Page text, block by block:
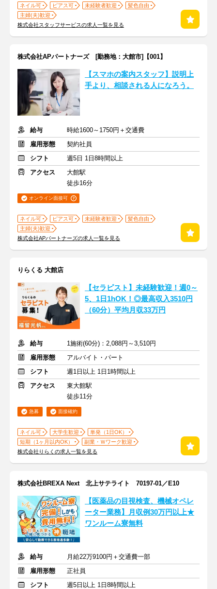
ネイル可 ピアス可 未経験者歓迎
髪色自由
主婦(夫)歓迎
株式会社スタッフサービスの求人一覧を見る
株式会社APパートナーズ [勤務地：大館市]【001】
【スマホの案内スタッフ】説明上
手より、相談される人になろう。
給与
時給1600～1750円＋交通費
雇用形態
契約社員
シフト
週5日 1日8時間以上
アクセス
大館駅
徒歩16分
オンライン面接可
ネイル可 ピアス可 未経験者歓迎
髪色自由
主婦(夫)歓迎
株式会社APパートナーズの求人一覧を見る
りらくる 大館店
【セラピスト】未経験歓迎！週0～
5、1日1hOK！◎最高収入3510円
（60分）平均月収33万円
給与
1施術(60分)：2,088円～3,510円
雇用形態
アルバイト・パート
シフト
週1日以上 1日1時間以上
アクセス
東大館駅
徒歩11分
急募 面接確約
ネイル可 大学生歓迎
単発（1日OK）
短期（1ヶ月以内OK）
副業・Ｗワーク歓迎
株式会社りらくの求人一覧を見る
株式会社BREXA Next 北上サテライト 70197-01／E10
【医薬品の目視検査、機械オペレ
ーター業務】月収例30万円以上★
ワンルーム寮無料
給与
月給22万9100円＋交通費一部
雇用形態
正社員
シフト
週5日以上 1日8時間以上